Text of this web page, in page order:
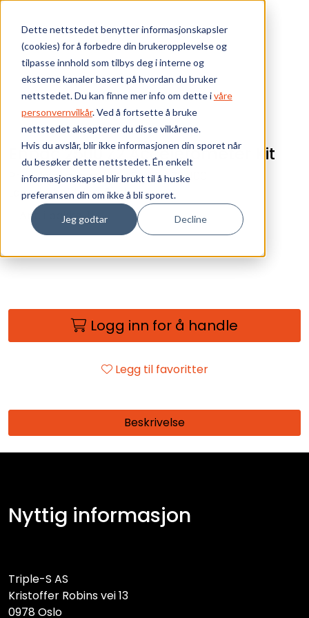
Dette nettstedet benytter informasjonskapsler
(cookies) for å forbedre din brukeropplevelse og
tilpasse innhold som tilbys deg i interne og
eksterne kanaler basert på hvordan du bruker
nettstedet. Du kan finne mer info om dette ivåre
personvernvilkår. Ved å fortsette å bruke
nettstedet aksepterer du disse vilkårene.
Hvis du avslår, blir ikke informasjonen din sporet når
du besøker dette nettstedet. Én enkelt
informasjonskapsel blir brukt til å huske
preferansen din om ikke å bli sporet.
Jeg godtar Decline
Skip to main content
Enpac 2500 Z2 Accelerometer Kit
Produktnummer:1441-PEN25-Z2-100
Lagerbeholdning: 0 stk
Ant. i pakke: 1
Logg inn for å handle
Legg til favoritter
Beskrivelse
Nyttig informasjon
Triple-S AS
Kristoffer Robins vei 13
0978 Oslo
Bærekraft
Vi tilbyr
Ressurser
Om oss